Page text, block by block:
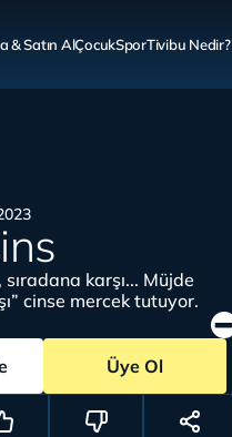
& Satın AlÇocukSporTivibu Nedir?
karşı... Müjde
cinse mercek tutuyor.
Üye Ol